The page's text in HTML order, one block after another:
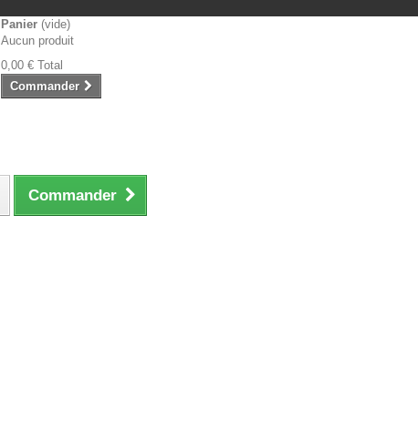
Panier (vide)
Aucun produit
0,00 € Total
Commander
Commander